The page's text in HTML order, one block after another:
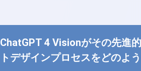
ChatGPT 4 Visionがその先進
トデザインプロセスをどのよ